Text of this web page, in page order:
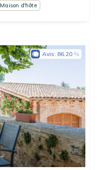
Maison d'hôte
Avis: 86.20